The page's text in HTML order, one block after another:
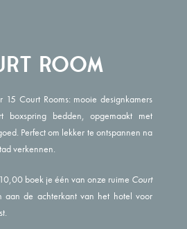
Room
15 Court Rooms: mooie designkamers
boxspring bedden, opgemaakt met
Perfect om lekker te ontspannen na
verkennen.
boek je één van onze ruime Court
aan de achterkant van het hotel voor